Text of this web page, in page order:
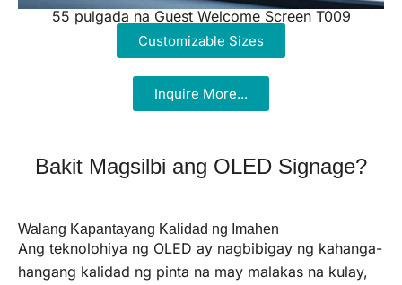
55 pulgada na Guest Welcome Screen T009
Customizable Sizes
Inquire More...
Bakit Magsilbi ang OLED Signage?
Walang Kapantayang Kalidad ng Imahen
Ang teknolohiya ng OLED ay nagbibigay ng kahanga-
hangang kalidad ng pinta na may malakas na kulay,